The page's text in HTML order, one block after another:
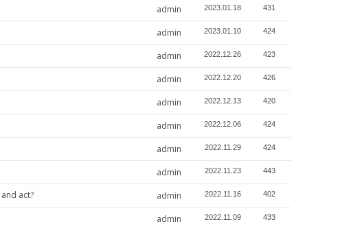
admin 2023.01.18 431
admin 2023.01.10 424
admin 2022.12.26 423
admin 2022.12.20 426
admin 2022.12.13 420
admin 2022.12.06 424
admin 2022.11.29 424
admin 2022.11.23 443
act? admin 2022.11.16 402
admin 2022.11.09 433